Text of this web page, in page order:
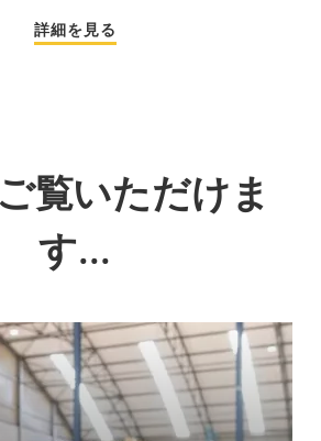
詳細を見る
覧いただけま
す...